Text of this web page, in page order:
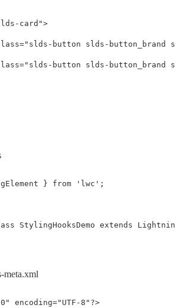
card">
"slds-button slds-button_brand
"slds-button slds-button_brand
} from ' lwc ' ;
StylingHooksDemo extends
meta.xml
encoding="UTF-8"?>